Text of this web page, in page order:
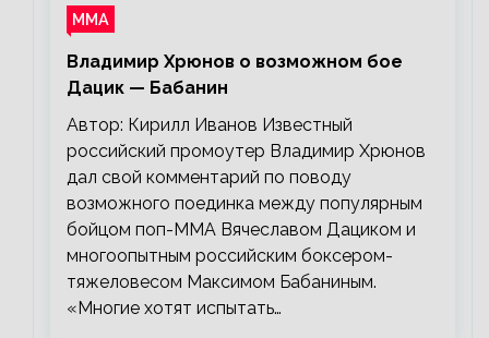
ММА
Владимир Хрюнов о возможном бое
Дацик — Бабанин
Автор: Кирилл Иванов Известный
российский промоутер Владимир Хрюнов
дал свой комментарий по поводу
возможного поединка между популярным
бойцом поп-ММА Вячеславом Дациком и
многоопытным российским боксером-
тяжеловесом Максимом Бабаниным.
«Многие хотят испытать…